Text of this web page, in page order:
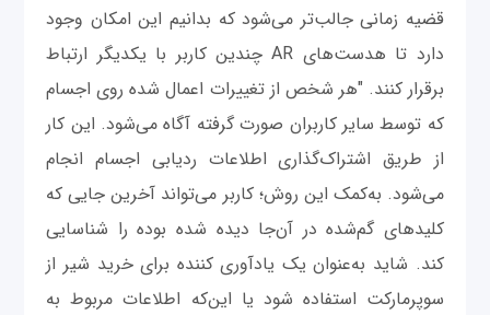
قضیه زمانی جالب‌تر می‌شود که بدانیم این امکان وجود
دارد تا هدست‌های AR چندین کاربر با یکدیگر ارتباط
برقرار کنند. "هر شخص از تغییرات اعمال شده روی اجسام
که توسط سایر کاربران صورت گرفته آگاه می‌شود. این کار
از طریق اشتراک‌گذاری اطلاعات ردیابی اجسام انجام
می‌شود. به‌کمک این روش؛ کاربر می‌تواند آخرین جایی که
کلیدهای گم‌شده در آن‌جا دیده شده بوده را شناسایی
کند. شاید به‌عنوان یک یادآوری کننده برای خرید شیر از
سوپرمارکت استفاده شود یا این‌که اطلاعات مربوط به